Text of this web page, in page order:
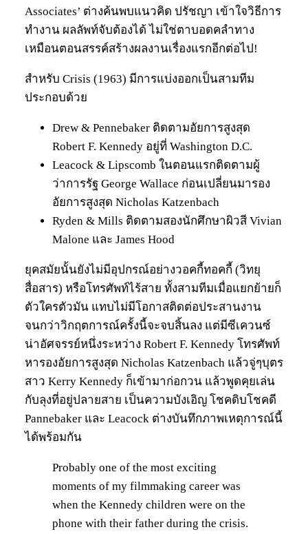
Associates’ ต่างค้นพบแนวคิด ปรัชญา เข้าใจวิธีการ
ทำงาน ผลลัพท์จับต้องได้ ไม่ใช่ตาบอดคลำทาง
เหมือนตอนสรรค์สร้างผลงานเรื่องแรกอีกต่อไป!
สำหรับ Crisis (1963) มีการแบ่งออกเป็นสามทีม
ประกอบด้วย
Drew & Pennebaker ติดตามอัยการสูงสุด
Robert F. Kennedy อยู่ที่ Washington D.C.
Leacock & Lipscomb ในตอนแรกติดตามผู้
ว่าการรัฐ George Wallace ก่อนเปลี่ยนมารอง
อัยการสูงสุด Nicholas Katzenbach
Ryden & Mills ติดตามสองนักศึกษาผิวสี Vivian
Malone และ James Hood
ยุคสมัยนั้นยังไม่มีอุปกรณ์อย่างวอคกี้ทอคกี้ (วิทยุ
สื่อสาร) หรือโทรศัพท์ไร้สาย ทั้งสามทีมเมื่อแยกย้ายก็
ตัวใครตัวมัน แทบไม่มีโอกาสติดต่อประสานงาน
จนกว่าวิกฤตการณ์ครั้งนี้จะจบสิ้นลง แต่มีซีเควนซ์
น่าอัศจรรย์หนึ่งระหว่าง Robert F. Kennedy โทรศัพท์
หารองอัยการสูงสุด Nicholas Katzenbach แล้วจู่ๆบุตร
สาว Kerry Kennedy ก็เข้ามาก่อกวน แล้วพูดคุยเล่น
กับลุงที่อยู่ปลายสาย เป็นความบังเอิญ โชคดิบโชคดี
Pannebaker และ Leacock ต่างบันทึกภาพเหตุการณ์นี้
ได้พร้อมกัน
Probably one of the most exciting
moments of my filmmaking career was
when the Kennedy children were on the
phone with their father during the crisis.